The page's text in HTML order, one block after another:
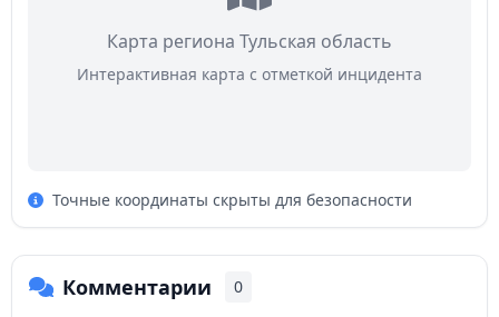
Карта региона Тульская область
Интерактивная карта с отметкой инцидента
Точные координаты скрыты для безопасности
Комментарии 0